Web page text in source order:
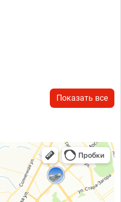
Показать все